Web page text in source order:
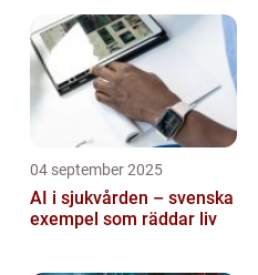
04 september 2025
AI i sjukvården – svenska
exempel som räddar liv